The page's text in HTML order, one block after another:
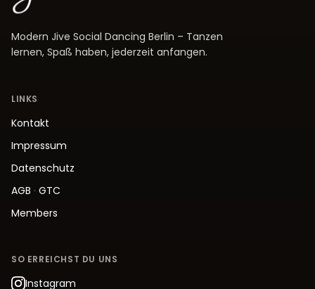
Modern Jive Social Dancing Berlin – Tanzen
lernen, Spaß haben, jederzeit anfangen.
LINKS
Kontakt
Impressum
Datenschutz
AGB · GTC
Members
SO ERREICHST DU UNS
Instagram